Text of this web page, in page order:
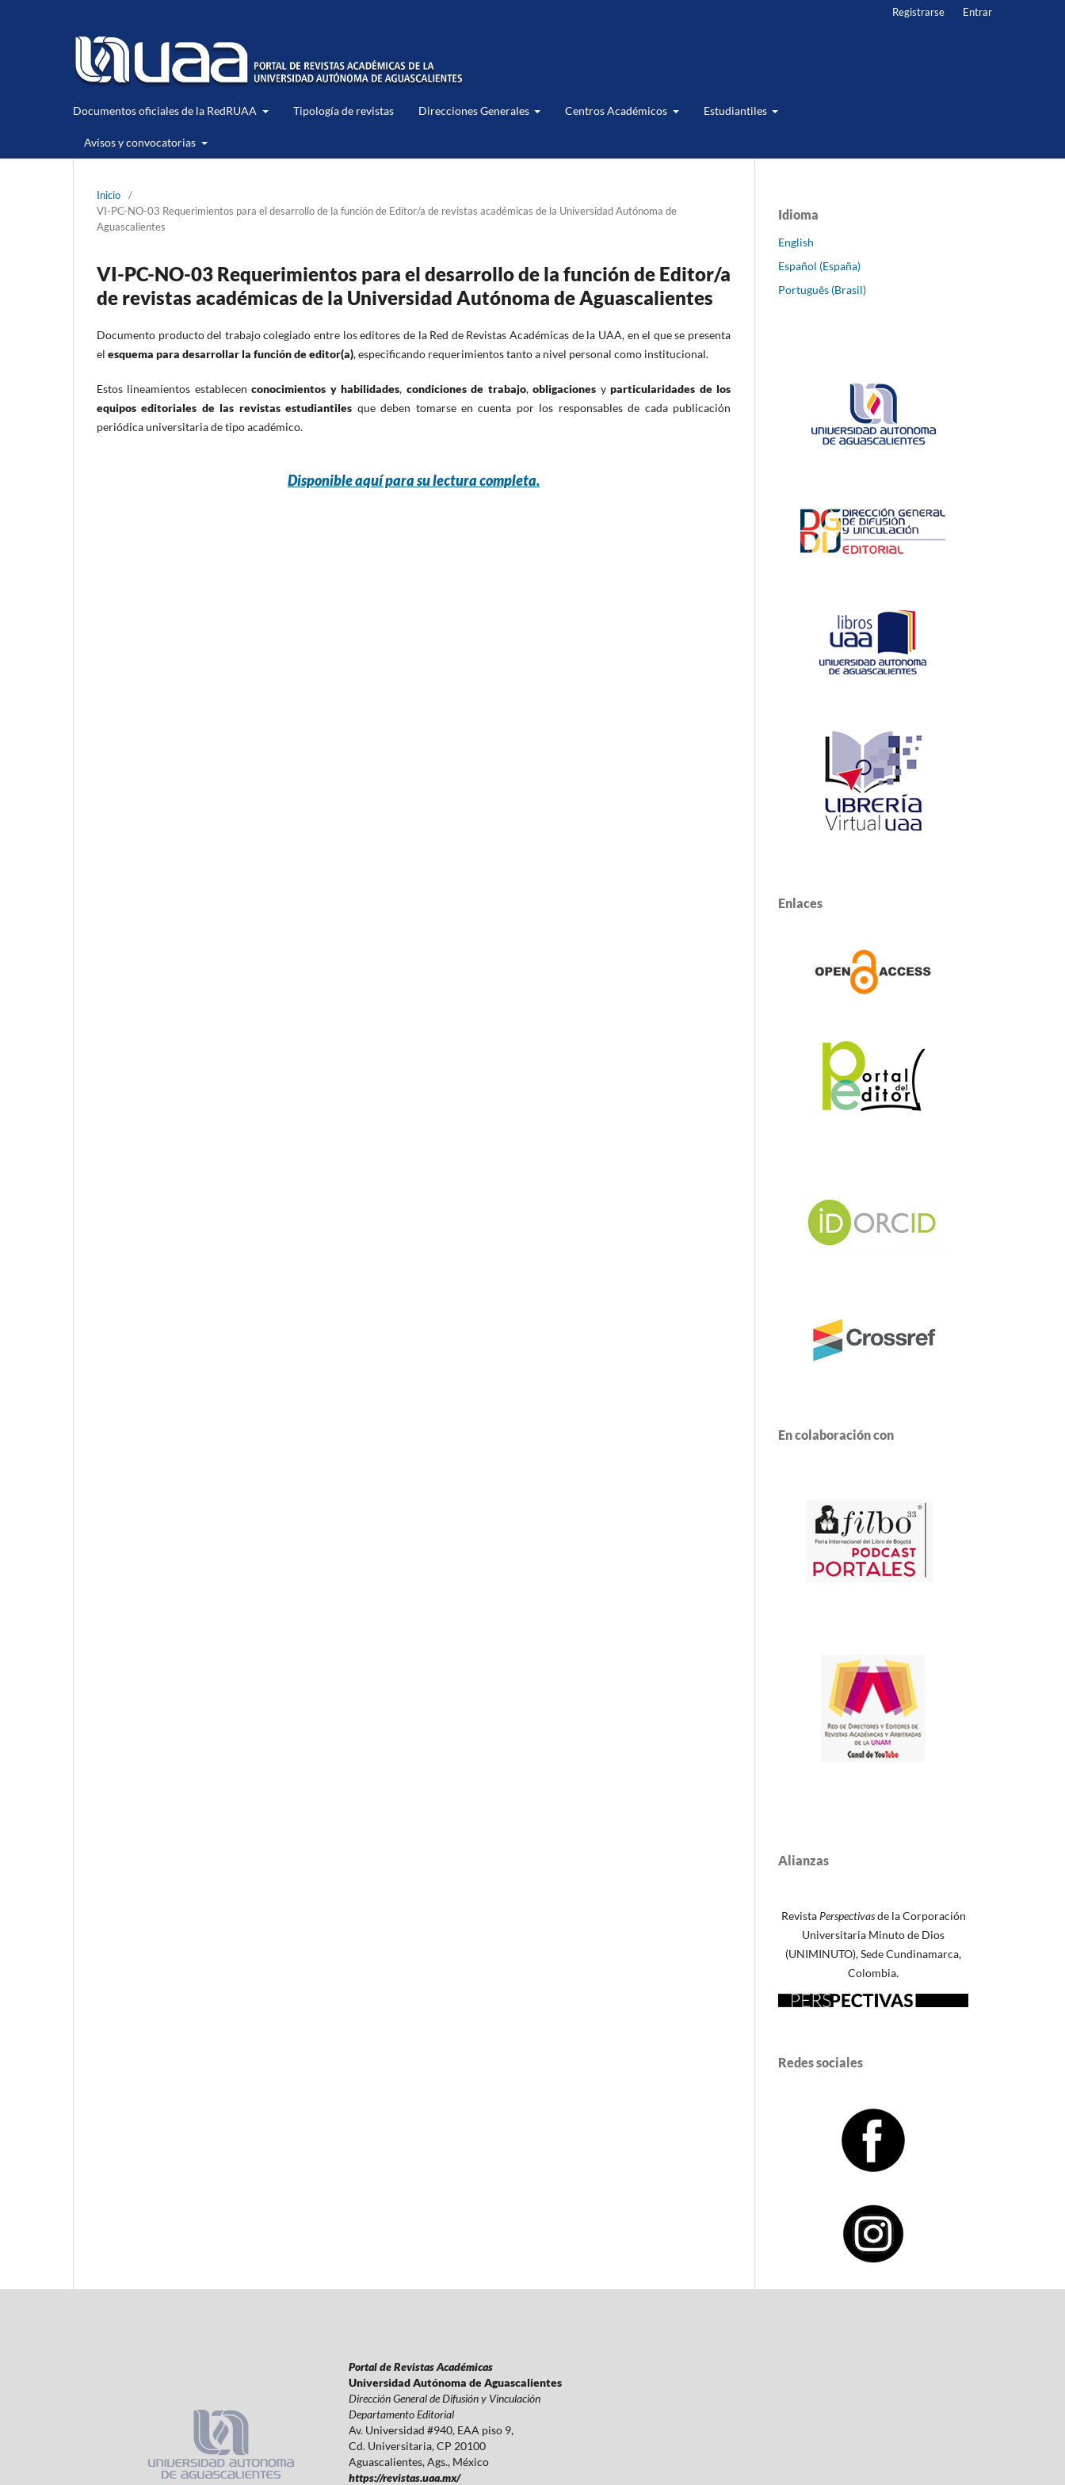
Documentos oficiales de la RedRUAA Tipología de revistas Direcciones Generales Centros Académicos Estudiantiles
Avisos y convocatorias
Registrarse Entrar
Inicio
/
VI-PC-NO-03 Requerimientos para el desarrollo de la función de Editor/a de revistas académicas de la Universidad Autónoma de
Aguascalientes
VI-PC-NO-03 Requerimientos para el desarrollo de la función de Editor/a
de revistas académicas de la Universidad Autónoma de Aguascalientes
Documento producto del trabajo colegiado entre los editores de la Red de Revistas Académicas de la UAA, en el que se presenta
el esquema para desarrollar la función de editor(a), especificando requerimientos tanto a nivel personal como institucional.
Estos lineamientos establecenconocimientos y habilidades, condiciones de trabajo,obligaciones yparticularidades de los
equipos editoriales de las revistas estudiantiles que deben tomarse en cuenta por los responsables de cada publicación
periódica universitaria de tipo académico.
Disponible aquí para su lectura completa.
Idioma
English
Español (España)
Português (Brasil)
Enlaces
En colaboración con
Alianzas
RevistaPerspectivasde la Corporación
Universitaria Minuto de Dios
(UNIMINUTO), Sede Cundinamarca,
Colombia.
Redes sociales
Portal de Revistas Académicas
Universidad Autónoma de Aguascalientes
Dirección General de Difusión y Vinculación
Departamento Editorial
Av. Universidad #940, EAA piso 9,
Cd. Universitaria, CP 20100
Aguascalientes, Ags., México
https://revistas.uaa.mx/